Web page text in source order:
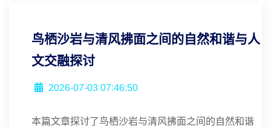
鸟栖沙岩与清风拂面之间的自然和谐与人
文交融探讨
2026-07-03 07:46:50
本篇文章探讨了鸟栖沙岩与清风拂面之间的自然和谐